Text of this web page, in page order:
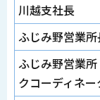
川越支社長
ふじみ野営業所
ふじみ野営業
クコーディネー